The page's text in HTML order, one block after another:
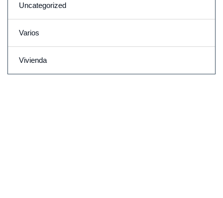
Uncategorized
Varios
Vivienda